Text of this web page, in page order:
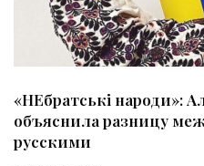
«НЕбратські народи»:
объяснила разницу
русскими